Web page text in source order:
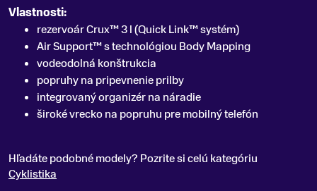
Vlastnosti:
rezervoár Crux™ 3 l (Quick Link™ systém)
Air Support™ s technológiou Body Mapping
vodeodolná konštrukcia
popruhy na pripevnenie prilby
integrovaný organizér na náradie
široké vrecko na popruhu pre mobilný telefón
Hľadáte podobné modely? Pozrite si celú kategóriu
Cyklistika